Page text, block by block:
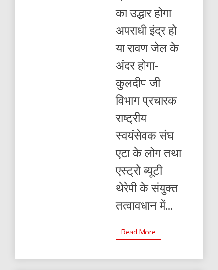
जेल
के
होगा-
कुलदीप
जी
प्रचारक
का उद्धार होगा
अपराधी इंद्र हो
या रावण जेल के
अंदर होगा-
कुलदीप जी
विभाग प्रचारक
राष्ट्रीय
स्वयंसेवक संघ
एटा के लोग तथा
एस्ट्रो ब्यूटी
थेरेपी के संयुक्त
तत्वावधान में...
Read More